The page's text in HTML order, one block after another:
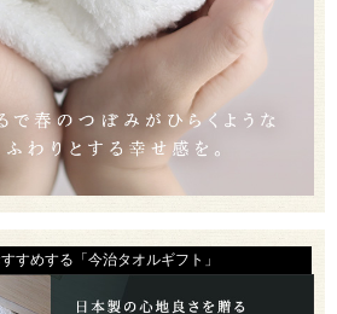
すめする「今治タオルギフト」